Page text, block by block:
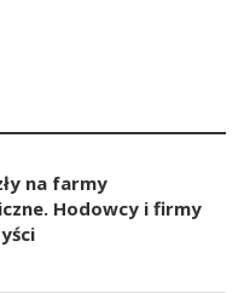
na farmy
Hodowcy i firmy